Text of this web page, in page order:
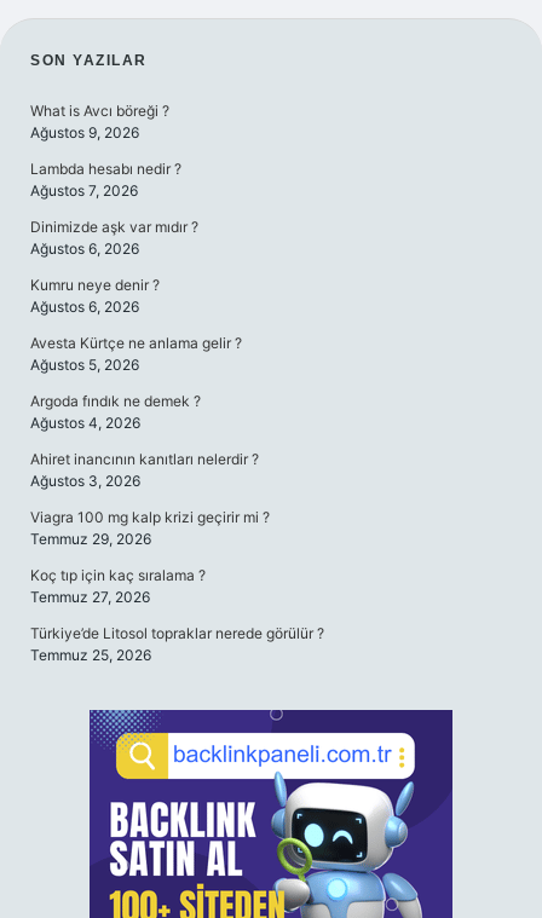
SIDEBAR
SON YAZILAR
What is Avcı böreği ?
Ağustos 9, 2026
Lambda hesabı nedir ?
Ağustos 7, 2026
Dinimizde aşk var mıdır ?
Ağustos 6, 2026
Kumru neye denir ?
Ağustos 6, 2026
Avesta Kürtçe ne anlama gelir ?
Ağustos 5, 2026
Argoda fındık ne demek ?
Ağustos 4, 2026
Ahiret inancının kanıtları nelerdir ?
Ağustos 3, 2026
Viagra 100 mg kalp krizi geçirir mi ?
Temmuz 29, 2026
Koç tıp için kaç sıralama ?
Temmuz 27, 2026
Türkiye’de Litosol topraklar nerede görülür ?
Temmuz 25, 2026